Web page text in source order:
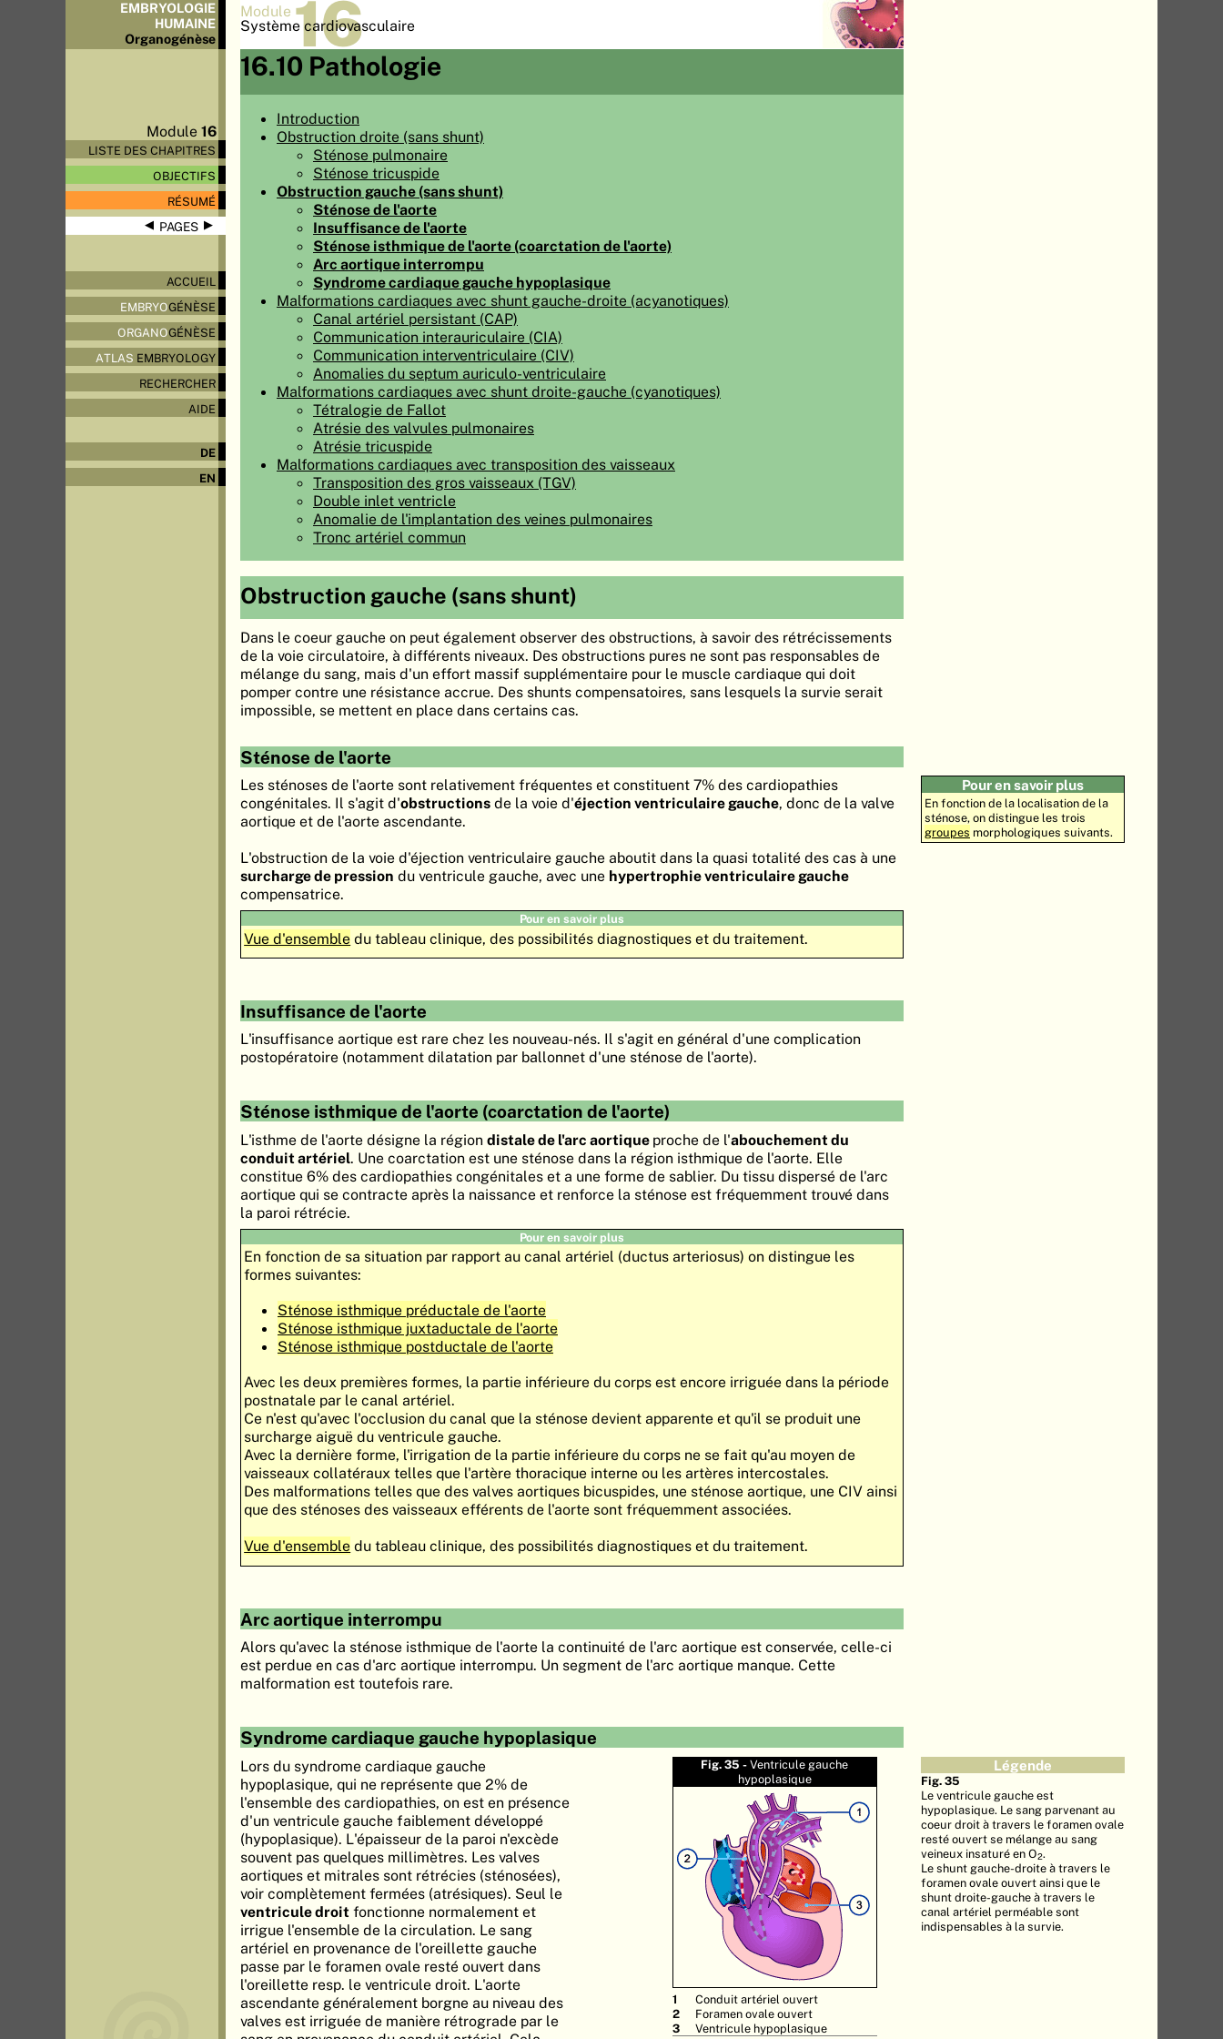
EMBRYOLOGIE
HUMAINE
Organogénèse
Module16
LISTE DES CHAPITRES
OBJECTIFS
RÉSUMÉ
◀ PAGES▶
ACCUEIL
EMBRYOGÉNÈSE
ORGANOGÉNÈSE
ATLAS EMBRYOLOGY
RECHERCHER
AIDE
DE
EN
Module 16
Système cardiovasculaire
16.10 Pathologie
Introduction
Obstruction droite (sans shunt)
Sténose pulmonaire
Sténose tricuspide
Obstruction gauche (sans shunt)
Sténose de l'aorte
Insuffisance de l'aorte
Sténose isthmique de l'aorte (coarctation de l'aorte)
Arc aortique interrompu
Syndrome cardiaque gauche hypoplasique
Malformations cardiaques avec shunt gauche-droite (acyanotiques)
Canal artériel persistant (CAP)
Communication interauriculaire (CIA)
Communication interventriculaire (CIV)
Anomalies du septum auriculo-ventriculaire
Malformations cardiaques avec shunt droite-gauche (cyanotiques)
Tétralogie de Fallot
Atrésie des valvules pulmonaires
Atrésie tricuspide
Malformations cardiaques avec transposition des vaisseaux
Transposition des gros vaisseaux (TGV)
Double inlet ventricle
Anomalie de l'implantation des veines pulmonaires
Tronc artériel commun
Obstruction gauche (sans shunt)
Dans le coeur gauche on peut également observer des obstructions, à savoir des rétrécissements
de la voie circulatoire, à différents niveaux. Des obstructions pures ne sont pas responsables de
mélange du sang, mais d'un effort massif supplémentaire pour le muscle cardiaque qui doit
pomper contre une résistance accrue. Des shunts compensatoires, sans lesquels la survie serait
impossible, se mettent en place dans certains cas.
Sténose de l'aorte
Les sténoses de l'aorte sont relativement fréquentes et constituent 7% des cardiopathies
congénitales. Il s'agit d'obstructions de la voie d'éjection ventriculaire gauche, donc de la valve
aortique et de l'aorte ascendante.
L'obstruction de la voie d'éjection ventriculaire gauche aboutit dans la quasi totalité des cas à une
surcharge de pression du ventricule gauche, avec une hypertrophie ventriculaire gauche
compensatrice.
Pour en savoir plus
En fonction de la localisation de la
sténose, on distingue les trois
groupes morphologiques suivants.
Pour en savoir plus
Vue d'ensemble du tableau clinique, des possibilités diagnostiques et du traitement.
Insuffisance de l'aorte
L'insuffisance aortique est rare chez les nouveau-nés. Il s'agit en général d'une complication
postopératoire (notamment dilatation par ballonnet d'une sténose de l'aorte).
Sténose isthmique de l'aorte (coarctation de l'aorte)
L'isthme de l'aorte désigne la région distale de l'arc aortique proche de l'abouchement du
conduit artériel. Une coarctation est une sténose dans la région isthmique de l'aorte. Elle
constitue 6% des cardiopathies congénitales et a une forme de sablier. Du tissu dispersé de l'arc
aortique qui se contracte après la naissance et renforce la sténose est fréquemment trouvé dans
la paroi rétrécie.
Pour en savoir plus
En fonction de sa situation par rapport au canal artériel (ductus arteriosus) on distingue les
formes suivantes:
Sténose isthmique préductale de l'aorte
Sténose isthmique juxtaductale de l'aorte
Sténose isthmique postductale de l'aorte
Avec les deux premières formes, la partie inférieure du corps est encore irriguée dans la période
postnatale par le canal artériel.
Ce n'est qu'avec l'occlusion du canal que la sténose devient apparente et qu'il se produit une
surcharge aiguë du ventricule gauche.
Avec la dernière forme, l'irrigation de la partie inférieure du corps ne se fait qu'au moyen de
vaisseaux collatéraux telles que l'artère thoracique interne ou les artères intercostales.
Des malformations telles que des valves aortiques bicuspides, une sténose aortique, une CIV ainsi
que des sténoses des vaisseaux efférents de l'aorte sont fréquemment associées.
Vue d'ensemble du tableau clinique, des possibilités diagnostiques et du traitement.
Arc aortique interrompu
Alors qu'avec la sténose isthmique de l'aorte la continuité de l'arc aortique est conservée, celle-ci
est perdue en cas d'arc aortique interrompu. Un segment de l'arc aortique manque. Cette
malformation est toutefois rare.
Syndrome cardiaque gauche hypoplasique
Lors du syndrome cardiaque gauche
hypoplasique, qui ne représente que 2% de
l'ensemble des cardiopathies, on est en présence
d'un ventricule gauche faiblement développé
(hypoplasique). L'épaisseur de la paroi n'excède
souvent pas quelques millimètres. Les valves
aortiques et mitrales sont rétrécies (sténosées),
voir complètement fermées (atrésiques). Seul le
ventricule droit fonctionne normalement et
irrigue l'ensemble de la circulation. Le sang
artériel en provenance de l'oreillette gauche
passe par le foramen ovale resté ouvert dans
l'oreillette resp. le ventricule droit. L'aorte
ascendante généralement borgne au niveau des
valves est irriguée de manière rétrograde par le
Fig. 35 -Ventricule gauche
hypoplasique
Conduit artériel ouvert
Foramen ovale ouvert
Ventricule hypoplasique
Légende
Fig. 35
Le ventricule gauche est
hypoplasique. Le sang parvenant au
coeur droit à travers le foramen ovale
resté ouvert se mélange au sang
veineux insaturé en O2.
Le shunt gauche-droite à travers le
foramen ovale ouvert ainsi que le
shunt droite-gauche à travers le
canal artériel perméable sont
indispensables à la survie.